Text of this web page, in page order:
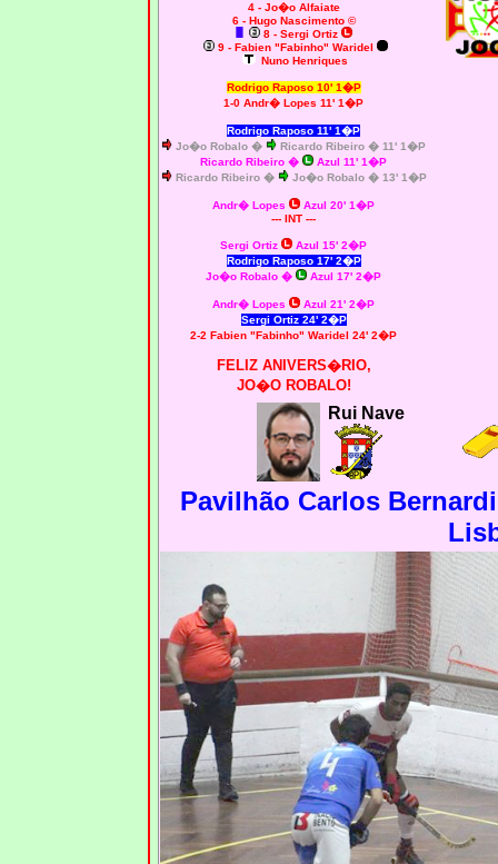
4 - Jo�o Alfaiate
6 - Hugo Nascimento ©
8 - Sergi Ortiz
9 - Fabien "Fabinho" Waridel
Nuno Henriques
Rodrigo Raposo 10' 1�P
1-0 Andr� Lopes 11' 1�P
Rodrigo Raposo 11' 1�P
Jo�o Robalo �
Ricardo Ribeiro � 11' 1�P
Ricardo Ribeiro �
Azul 11' 1�P
Ricardo Ribeiro �
Jo�o Robalo � 13' 1�P
Andr� Lopes
Azul 20' 1�P
--- INT ---
Sergi Ortiz
Azul 15' 2�P
Rodrigo Raposo 17' 2�P
Jo�o Robalo �
Azul 17' 2�P
Andr� Lopes
Azul 21' 2�P
Sergi Ortiz 24' 2�P
2-2 Fabien "Fabinho" Waridel 24' 2�P
FELIZ ANIVERS�RIO,
JO�O ROBALO!
Rui Nave
Pavilhão Carlos